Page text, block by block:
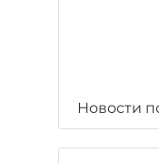
Новости